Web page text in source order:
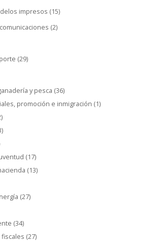
impresos (15)
(2)
(29)
y pesca (36)
promoción e inmigración (1)
(17)
(13)
(27)
(34)
(27)